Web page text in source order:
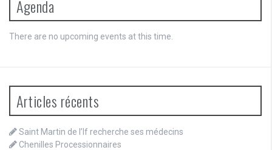
Agenda
There are no upcoming events at this time.
Articles récents
Saint Martin de l’If recherche ses médecins
Chenilles Processionnaires